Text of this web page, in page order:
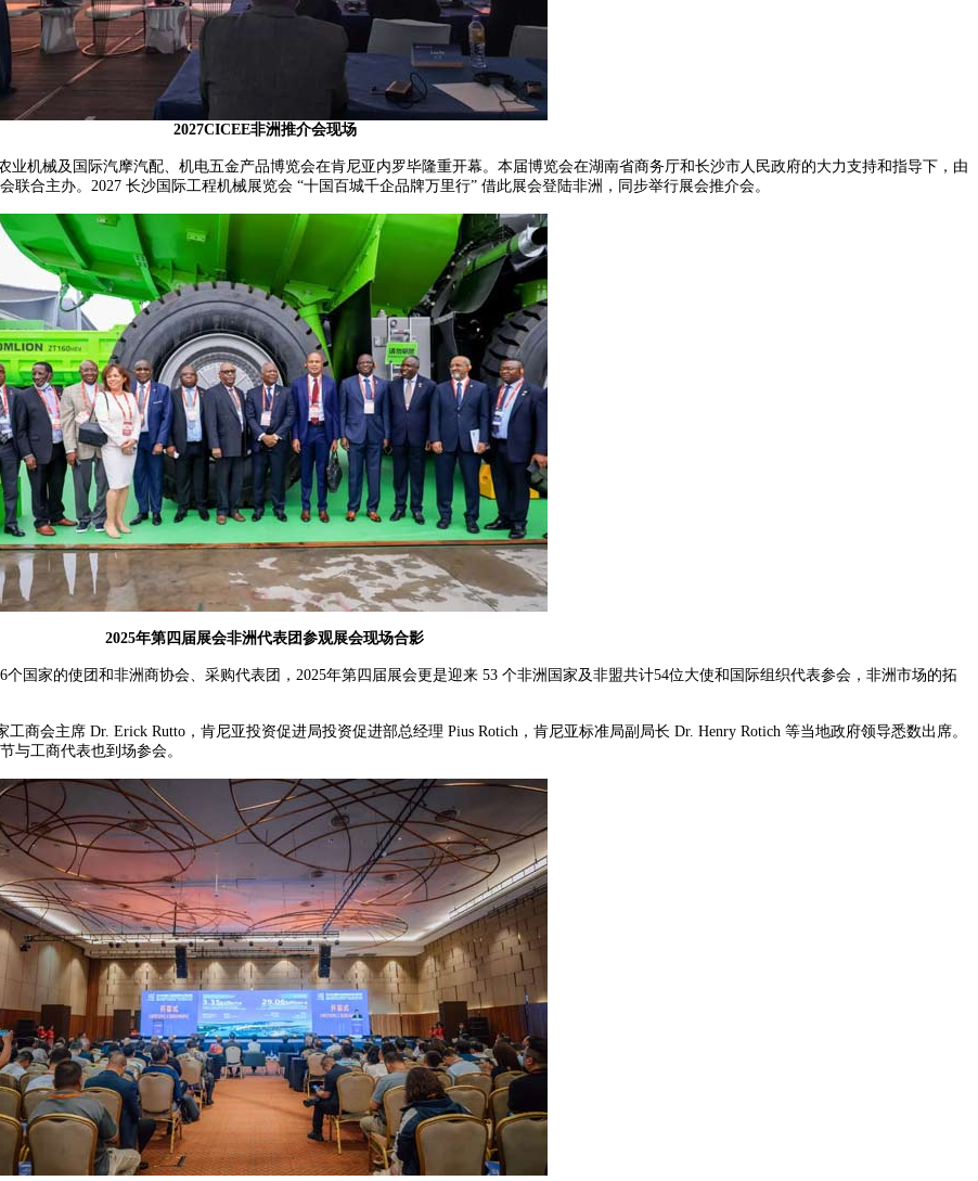
2027CICEE非洲推介会现场
机械及国际汽摩汽配、机电五金产品博览会在肯尼亚内罗毕隆重开幕。本届博览会在湖南省商务厅和长沙市人民政府的大力支持和指导下，由
合主办。2027 长沙国际工程机械展览会 “十国百城千企品牌万里行” 借此展会登陆非洲，同步举行展会推介会。
2025年第四届展会非洲代表团参观展会现场合影
家的使团和非洲商协会、采购代表团，2025年第四届展会更是迎来 53 个非洲国家及非盟共计54位大使和国际组织代表参会，非洲市场的拓
会主席 Dr. Erick Rutto，肯尼亚投资促进局投资促进部总经理 Pius Rotich，肯尼亚标准局副局长 Dr. Henry Rotich 等当地政府领导悉数出席。
与工商代表也到场参会。